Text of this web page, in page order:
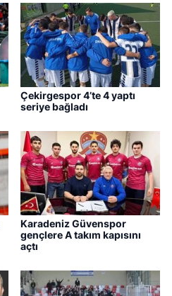
Çekirgespor 4’te 4 yaptı
seriye bağladı
Karadeniz Güvenspor
gençlere A takım kapısını
açtı